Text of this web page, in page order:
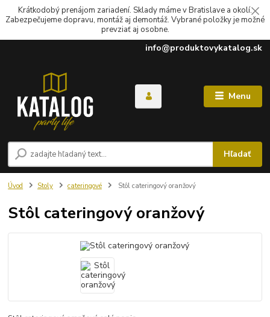
Krátkodobý prenájom zariadení. Sklady máme v Bratislave a okolí.
Zabezpečujeme dopravu, montáž aj demontáž. Vybrané položky je možné
prevziať aj osobne.
Menu
Hľadať
info@produktovykatalog.sk
Úvod Stoly cateringové Stôl cateringový oranžový
Stôl cateringový oranžový